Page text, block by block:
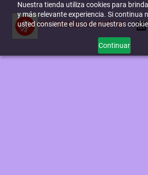
Nuestra tienda utiliza cookies para
y más relevante experiencia. Si continua
usted consiente el uso de nuestras
Continuar
miTienda-e.online